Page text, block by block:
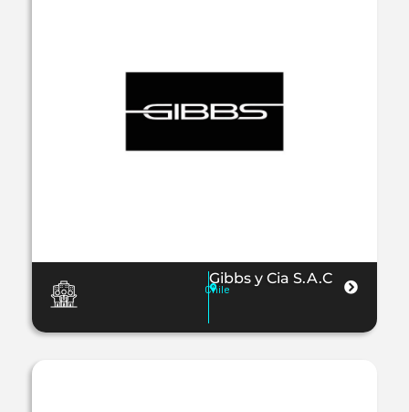
Gibbs y Cia S.A.C
Chile